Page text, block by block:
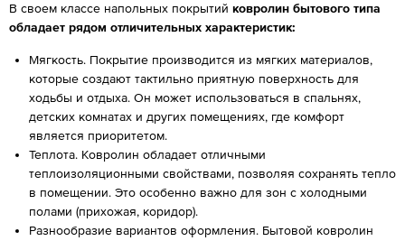
В своем классе напольных покрытий ковролин бытового типа
обладает рядом отличительных характеристик:
Мягкость. Покрытие производится из мягких материалов,
которые создают тактильно приятную поверхность для
ходьбы и отдыха. Он может использоваться в спальнях,
детских комнатах и других помещениях, где комфорт
является приоритетом.
Теплота. Ковролин обладает отличными
теплоизоляционными свойствами, позволяя сохранять тепло
в помещении. Это особенно важно для зон с холодными
полами (прихожая, коридор).
Разнообразие вариантов оформления. Бытовой ковролин